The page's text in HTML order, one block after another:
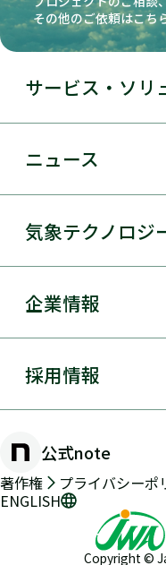
その他のご依頼はこち
サービス・ソリ
事業領域
サービス・ソリュー
太陽光発電
環境アセスメント
防災・危機管理・
交通（道路・鉄道
ニュース
気象テクノロジ
気象テクノロジー
総合数値気象予
物理学的手法とAI
手法の開発
2年先長期気象予測
企業情報
日本気象協会とは
組織概要
沿革
採用情報
公式note
著作権 プライバシーポ
ENGLISH
Copyright ©